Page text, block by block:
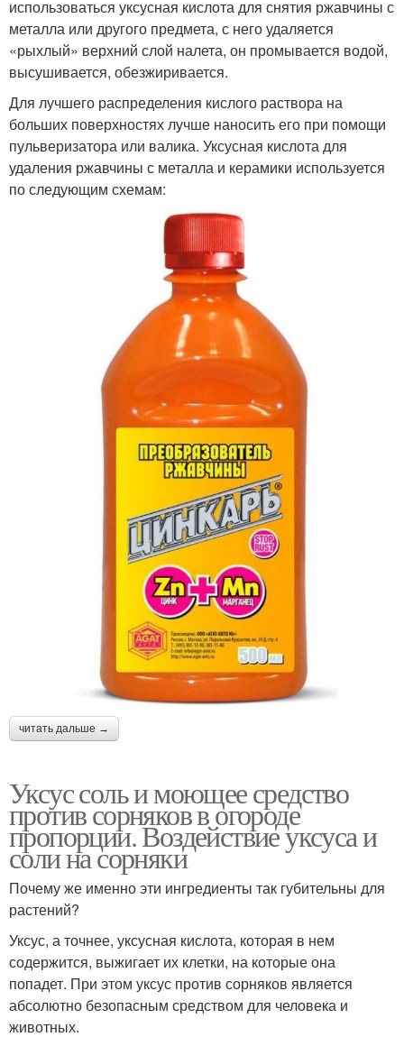
использоваться уксусная кислота для снятия ржавчины с
металла или другого предмета, с него удаляется
«рыхлый» верхний слой налета, он промывается водой,
высушивается, обезжиривается.
Для лучшего распределения кислого раствора на
больших поверхностях лучше наносить его при помощи
пульверизатора или валика. Уксусная кислота для
удаления ржавчины с металла и керамики используется
по следующим схемам:
читать дальше →
Уксус соль и моющее средство
против сорняков в огороде
пропорции. Воздействие уксуса и
соли на сорняки
Почему же именно эти ингредиенты так губительны для
растений?
Уксус, а точнее, уксусная кислота, которая в нем
содержится, выжигает их клетки, на которые она
попадет. При этом уксус против сорняков является
абсолютно безопасным средством для человека и
животных.